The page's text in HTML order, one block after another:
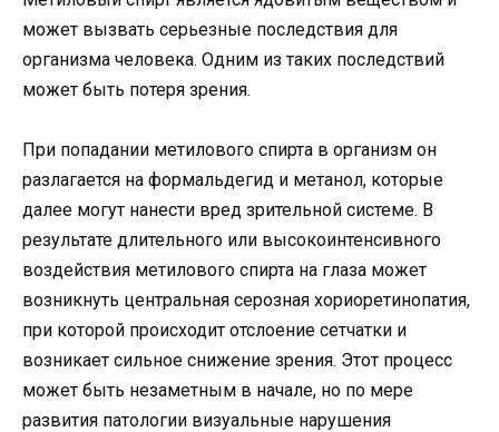
может вызвать серьезные последствия для
организма человека. Одним из таких последствий
может быть потеря зрения.
При попадании метилового спирта в организм он
разлагается на формальдегид и метанол, которые
далее могут нанести вред зрительной системе. В
результате длительного или высокоинтенсивного
воздействия метилового спирта на глаза может
возникнуть центральная серозная хориоретинопатия,
при которой происходит отслоение сетчатки и
возникает сильное снижение зрения. Этот процесс
может быть незаметным в начале, но по мере
развития патологии визуальные нарушения